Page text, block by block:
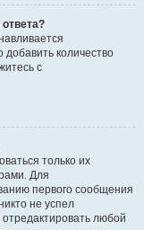
количество
с
только их
Для
первого сообщения
не успел
любой